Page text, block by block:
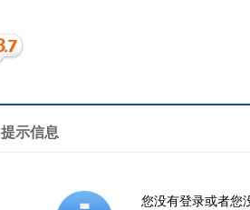
提示信息
您没有登录或者您